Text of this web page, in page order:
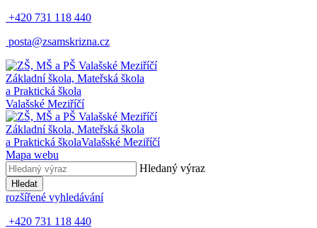
+420 731 118 440
posta@zsamskrizna.cz
Základní škola, Mateřská škola
a Praktická škola
Valašské Meziříčí
Základní škola, Mateřská škola
a Praktická školaValašské Meziříčí
Mapa webu
Hledaný výraz
Hledat
rozšířené vyhledávání
+420 731 118 440